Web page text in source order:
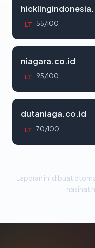
LT 55/100
niagara.co.id
LT 95/100
dutaniaga.co.id
LT 70/100
Laporan ini dibuat
nasihat